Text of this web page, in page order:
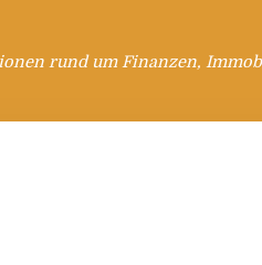
rund um Finanzen,